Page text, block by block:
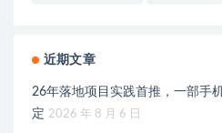
近期文章
26年落地项目实践首推，一部手
定 2026 年 8 月 6 日